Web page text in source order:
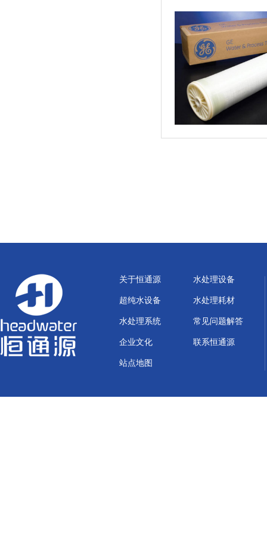
关于恒通源 水处理设备
超纯水设备 水处理耗材
水处理系统 常见问题解答
企业文化 联系恒通源
站点地图